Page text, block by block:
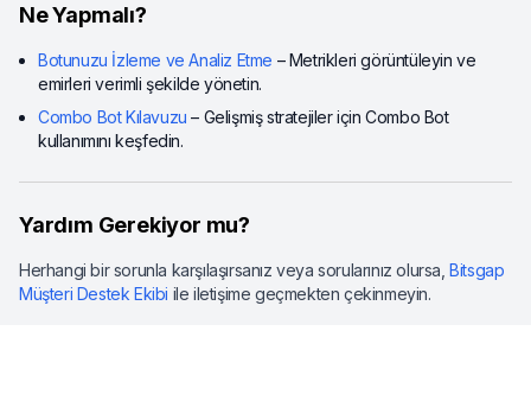
Ne Yapmalı?
Botunuzu İzleme ve Analiz Etme – Metrikleri görüntüleyin ve
emirleri verimli şekilde yönetin.
Combo Bot Kılavuzu – Gelişmiş stratejiler için Combo Bot
kullanımını keşfedin.
Yardım Gerekiyor mu?
Herhangi bir sorunla karşılaşırsanız veya sorularınız olursa,Bitsgap
Müşteri Destek Ekibi ile iletişime geçmekten çekinmeyin.